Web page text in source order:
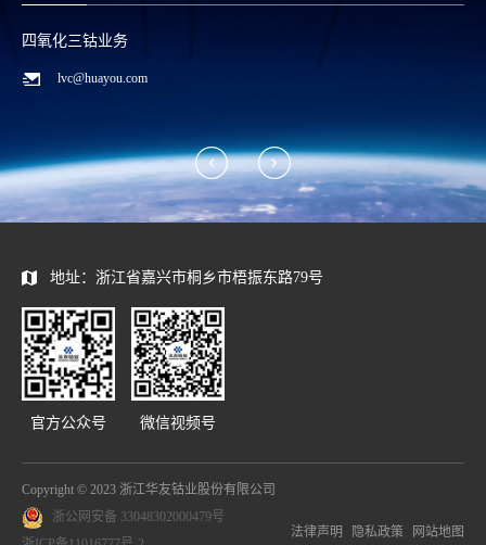
四氧化三钴业务
lvc@huayou.com
地址：浙江省嘉兴市桐乡市梧振东路79号
官方公众号 微信视频号
Copyright © 2023 浙江华友钴业股份有限公司
浙公网安备 33048302000479号
法律声明 隐私政策 网站地图